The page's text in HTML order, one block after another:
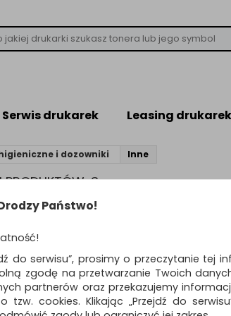
Serwis drukarek Leasing drukarek
i dozowniki Inne
PRODUKTÓW: 3
BRITE™
czarna
zbiera kłaczki, futro,
zanieczyszczenia...
Państwo!
do serwisu”, prosimy o przeczytanie tej
zgodę na przetwarzanie Twoich
partnerów oraz przekazujemy
cookies. Klikając „Przejdź do